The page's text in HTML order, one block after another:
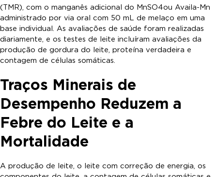
(TMR), com o manganês adicional do MnSO4ou Availa-Mn
administrado por via oral com 50 mL de melaço em uma
base individual. As avaliações de saúde foram realizadas
diariamente, e os testes de leite incluíram avaliações da
produção de gordura do leite, proteína verdadeira e
contagem de células somáticas.
Traços Minerais de
Desempenho Reduzem a
Febre do Leite e a
Mortalidade
A produção de leite, o leite com correção de energia, os